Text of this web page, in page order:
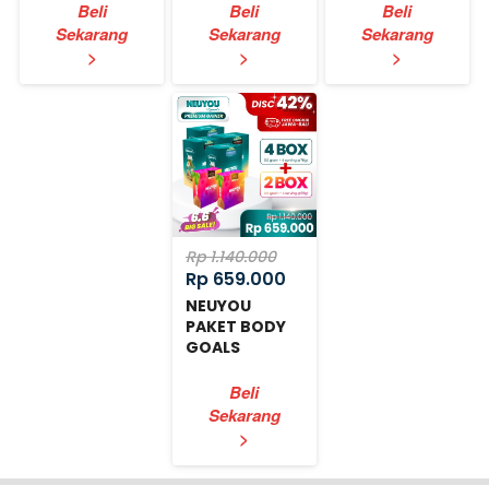
`
Beli
Sekarang
>
`
Beli
Sekarang
>
`
Beli
Sekarang
>
Rp 1.140.000
Rp 659.000
NEUYOU
PAKET BODY
GOALS
`
Beli
Sekarang
>